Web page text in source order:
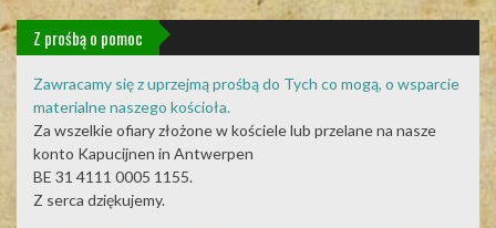
Z prośbą o pomoc
Zawracamy się z uprzejmą prośbą do Tych co mogą, o wsparcie
materialne naszego kościoła.
Za wszelkie ofiary złożone w kościele lub przelane na nasze
konto Kapucijnen in Antwerpen
BE 31 4111 0005 1155.
Z serca dziękujemy.